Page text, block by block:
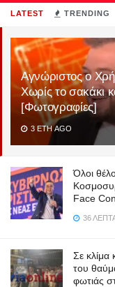
LATEST TRENDING
Αγνώριστος ο
Χωρίς το σακάκι
[Φωτογραφίες]
3 ΈΤΗ AGO
Όλοι
Face
36
Σε κλίμα
του
φωτιάς